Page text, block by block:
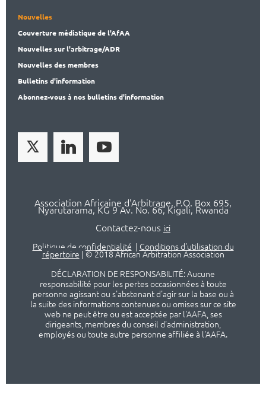
Nouvelles
Couverture médiatique de l'AfAA
Nouvelles sur l'arbitrage/ADR
Nouvelles des membres
Bulletins d'information
Abonnez-vous à nos bulletins d'information
Association Africaine d'Arbitrage, P.O. Box 695,
Nyarutarama, KG 9 Av. No. 66, Kigali, Rwanda
Contactez-nous ici
Politique de confidentialité | Conditions d'utilisation du
répertoire | © 2018 African Arbitration Association
DÉCLARATION DE RESPONSABILITÉ: Aucune
responsabilité pour les pertes occasionnées à toute
personne agissant ou s'abstenant d'agir sur la base ou à
la suite des informations contenues ou omises sur ce site
web ne peut être ou est acceptée par l'AAFA, ses
dirigeants, membres du conseil d'administration,
employés ou toute autre personne affiliée à l'AAFA.